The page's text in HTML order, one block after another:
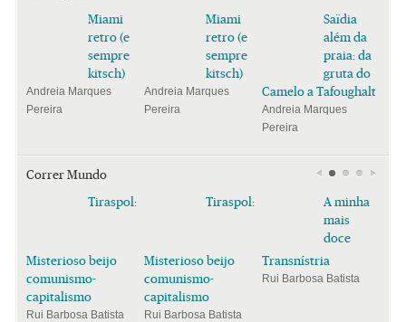
Miami
retro (e
sempre
kitsch)
Andreia Marques
Pereira
Miami
retro (e
sempre
kitsch)
Andreia Marques
Pereira
Saïdia
além da
praia: da
gruta do
Camelo a Tafoughalt
Andreia Marques
Pereira
Correr Mundo
Tiraspol:
Misterioso beijo
comunismo-
capitalismo
Rui Barbosa Batista
Tiraspol:
Misterioso beijo
comunismo-
capitalismo
Rui Barbosa Batista
A minha
mais
doce
Transnístria
Rui Barbosa Batista